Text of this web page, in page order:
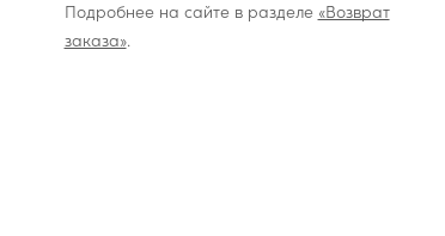
Подробнее на сайте в разделе «Возврат
заказа».